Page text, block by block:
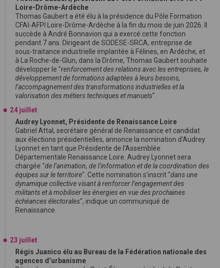
Loire-Drôme-Ardèche
Thomas Gaubert a été élu à la présidence du Pôle Formation
CFAI-AFPI Loire-Drôme-Ardèche à la fin du mois de juin 2026. Il
succède à André Bonnavion qui a exercé cette fonction
pendant 7 ans. Dirigeant de SODESE-SRCA, entreprise de
sous-traitance industrielle implantée à Félines, en Ardèche, et
à La Roche-de-Glun, dans la Drôme, Thomas Gaubert souhaite
développer le "renforcement des relations avec les entreprises, le
développement de formations adaptées à leurs besoins,
l’accompagnement des transformations industrielles et la
valorisation des métiers techniques et manuels".
24 juillet
Audrey Lyonnet, Présidente de Renaissance Loire
Gabriel Attal, secrétaire général de Renaissance et candidat
aux élections présidentielles, annonce la nomination d’Audrey
Lyonnet en tant que Présidente de l’Assemblée
Départementale Renaissance Loire. Audrey Lyonnet sera
chargée "de l’animation, de l’information et de la coordination des
équipes sur le territoire". Cette nomination s’inscrit "dans une
dynamique collective visant à renforcer l’engagement des
militants et à mobiliser les énergies en vue des prochaines
échéances électorales", indique un communiqué de
Renaissance.
23 juillet
Régis Juanico élu au Bureau de la Fédération nationale des
agences d’urbanisme